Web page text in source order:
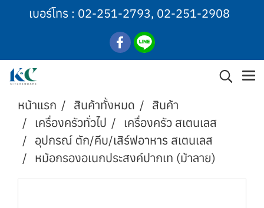
เบอร์โทร : 02-251-2793, 02-251-2908
หน้าแรก สินค้าทั้งหมด
สินค้า
เครื่องครัวทั่วไป
เครื่องครัว สเตนเลส
อุปกรณ์ ตัก/คีบ/เสิร์ฟอาหาร สเตนเลส
หม้อกรองอเนกประสงค์ปากเท (ม้าลาย)